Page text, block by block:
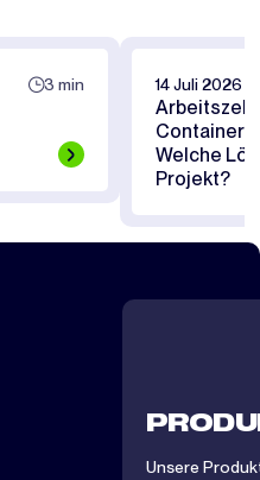
3 min 14 Juli 2026
Arbeitszelt
Welche
Projekt?
Unsere